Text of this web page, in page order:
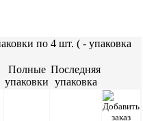
по 4 шт. ( - упаковка
Полные
упаковки
Последняя
упаковка